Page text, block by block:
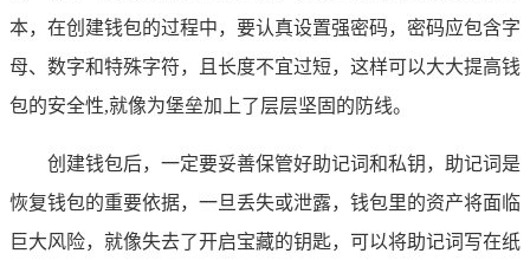
本，在创建钱包的过程中，要认真设置强密码，密码应包含字
母、数字和特殊字符，且长度不宜过短，这样可以大大提高钱
包的安全性,就像为堡垒加上了层层坚固的防线。
创建钱包后，一定要妥善保管好助记词和私钥，助记词是
恢复钱包的重要依据，一旦丢失或泄露，钱包里的资产将面临
巨大风险，就像失去了开启宝藏的钥匙，可以将助记词写在纸